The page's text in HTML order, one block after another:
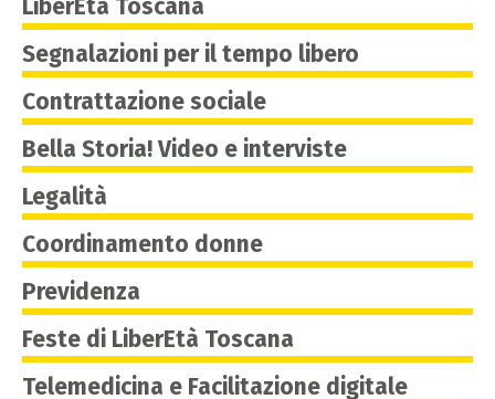
LiberEtà Toscana
Segnalazioni per il tempo libero
Contrattazione sociale
Bella Storia! Video e interviste
Legalità
Coordinamento donne
Previdenza
Feste di LiberEtà Toscana
Telemedicina e Facilitazione digitale